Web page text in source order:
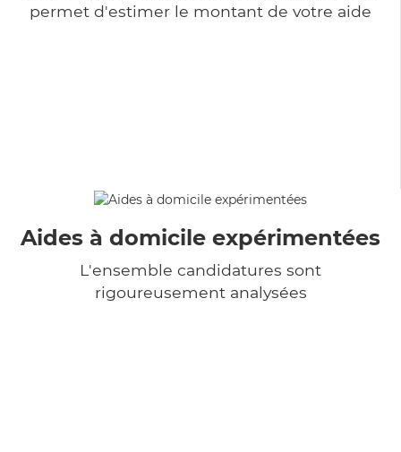
permet d'estimer le montant de votre aide
Aides à domicile expérimentées
L'ensemble candidatures sont
rigoureusement analysées